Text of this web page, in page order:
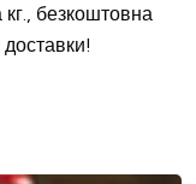
безкоштовна
доставки!